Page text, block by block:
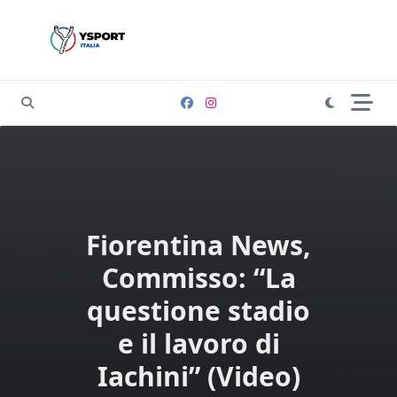
Fiorentina News,
Commisso: “La
questione stadio
e il lavoro di
Iachini” (Video)